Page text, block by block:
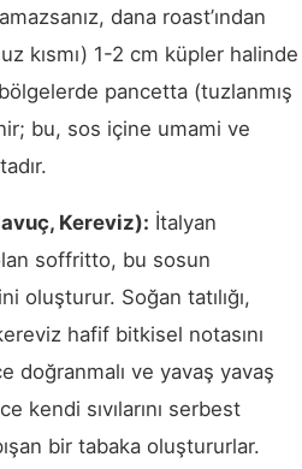
dana roast’ından
kısmı) 1-2 cm küpler halinde
pancetta (tuzlanmış
bu, sos içine umami ve
Kereviz): İtalyan
soffritto, bu sosun
oluşturur. Soğan tatılığı,
hafif bitkisel notasını
doğranmalı ve yavaş yavaş
kendi sıvılarını serbest
bir tabaka oluştururlar.